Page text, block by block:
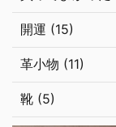
開運 (15)
革小物 (11)
靴 (5)